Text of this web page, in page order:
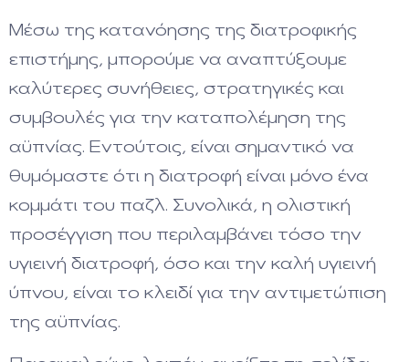
Μέσω της κατανόησης της διατροφικής
επιστήμης, μπορούμε να αναπτύξουμε
καλύτερες συνήθειες, στρατηγικές και
συμβουλές για την καταπολέμηση της
αϋπνίας. Εντούτοις, είναι σημαντικό να
θυμόμαστε ότι η διατροφή είναι μόνο ένα
κομμάτι του παζλ. Συνολικά, η ολιστική
προσέγγιση που περιλαμβάνει τόσο την
υγιεινή διατροφή, όσο και την καλή υγιεινή
ύπνου, είναι το κλειδί για την αντιμετώπιση
της αϋπνίας.